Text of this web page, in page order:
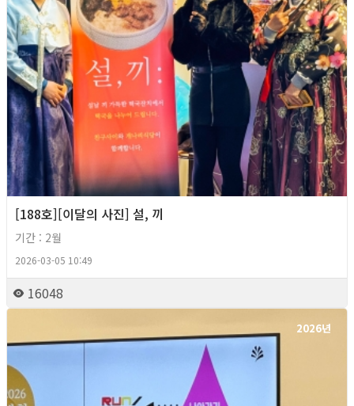
[188호][이달의 사진] 설, 끼
기간 : 2월
2026-03-05 10:49
16048
2026년